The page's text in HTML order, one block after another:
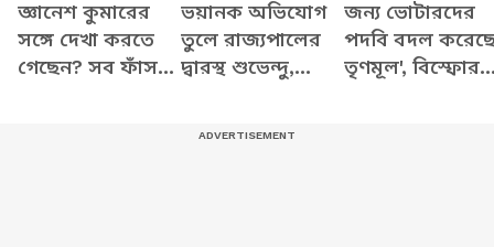
জ্ঞানেশ কুমারের
সঙ্গে দেখা করতে
গেছেন? সব ফাঁস
ভয়ানক অভিযোগ
তুলে রাজ্যপালের
দ্বারস্থ শুভেন্দু,
জন্য ভোটারদের
পদবি বদল
তৃণমূল',